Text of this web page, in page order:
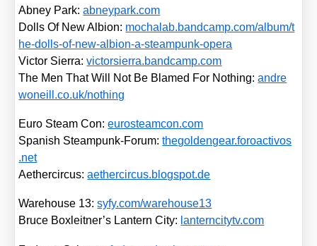
Abney Park:abney​park​.com
Dolls Of New Albi­on: mochalab​.band​camp​.com/​a​l​b​u​m​/​t​
h​e​-​d​o​l​l​s​-​o​f​-​n​e​w​-​a​l​b​i​o​n​-​a​-​s​t​e​a​m​p​u​n​k​-​o​p​era
Vic­tor Sier­ra:vic​tor​sier​ra​.band​camp​.com
The Men That Will Not Be Bla­med For Not­hing:andre​
won​eill​.co​.uk/​n​o​t​h​ing
Euro Steam Con:euros​team​con​.com
Spa­nish Steam­punk-Forum:the​gold​en​gear​.foroac​tivos​
.net
Aether­cir­cus:aether​cir​cus​.blog​spot​.de
Warehouse 13:syfy​.com/​w​a​r​e​h​o​u​s​e13
Bruce Boxleitner’s Lan­tern City: lantern​ci​tytv​.com